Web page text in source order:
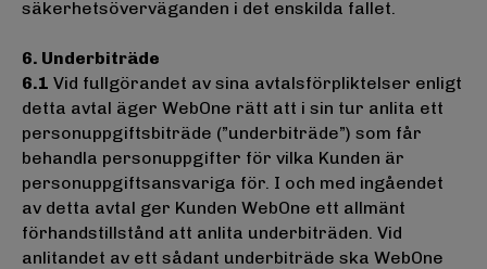
säkerhetsöverväganden i det enskilda fallet.
6. Underbiträde
6.1 Vid fullgörandet av sina avtalsförpliktelser enligt
detta avtal äger WebOne rätt att i sin tur anlita ett
personuppgiftsbiträde (”underbiträde”) som får
behandla personuppgifter för vilka Kunden är
personuppgiftsansvariga för. I och med ingåendet
av detta avtal ger Kunden WebOne ett allmänt
förhandstillstånd att anlita underbiträden. Vid
anlitandet av ett sådant underbiträde ska WebOne